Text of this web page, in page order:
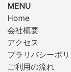
MENU
Home
会社概要
アクセス
プラリバシーポ
ご利用の流れ